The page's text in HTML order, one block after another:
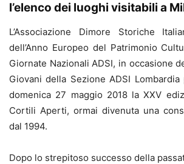
l’elenco dei luoghi visitabili a
L’Associazione Dimore Storiche
dell’Anno Europeo del Patrimonio
Giornate Nazionali ADSI, in occasione
Giovani della Sezione ADSI
domenica 27 maggio 2018 la XXV
Cortili Aperti, ormai divenuta una
dal 1994.
Dopo lo strepitoso successo della